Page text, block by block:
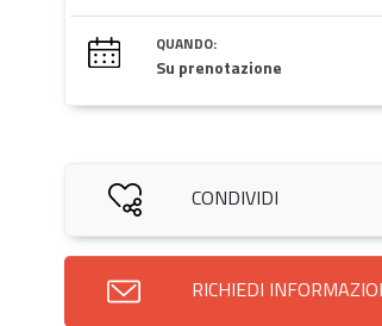
QUANDO:
Su prenotazione
CONDIVIDI
RICHIEDI